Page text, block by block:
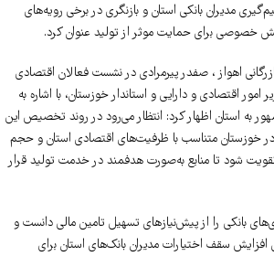
مدیران بانکی استان و بازنگری در برخی رویه‌های
خصوصی برای حمایت موثر از تولید عنوان کرد.
اهواز ، صفدر پیرمرادی در نشست فعالان اقتصادی
امور اقتصادی و دارایی و استاندار خوزستان، با اشاره به
به استان اظهار کرد: انتظار می‌رود در روند تخصیص این
خوزستان متناسب با ظرفیت‌های اقتصادی استان و حجم
شود تا منابع به‌صورت هدفمند در خدمت تولید قرار
بانکی را از پیش‌نیازهای تسهیل تامین مالی دانست و
سقف اختیارات مدیران بانک‌های استان برای